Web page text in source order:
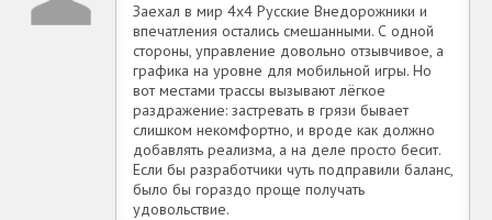
Заехал в мир 4х4 Русские Внедорожники и
впечатления остались смешанными. С одной
стороны, управление довольно отзывчивое, а
графика на уровне для мобильной игры. Но
вот местами трассы вызывают лёгкое
раздражение: застревать в грязи бывает
слишком некомфортно, и вроде как должно
добавлять реализма, а на деле просто бесит.
Если бы разработчики чуть подправили баланс,
было бы гораздо проще получать
удовольствие.